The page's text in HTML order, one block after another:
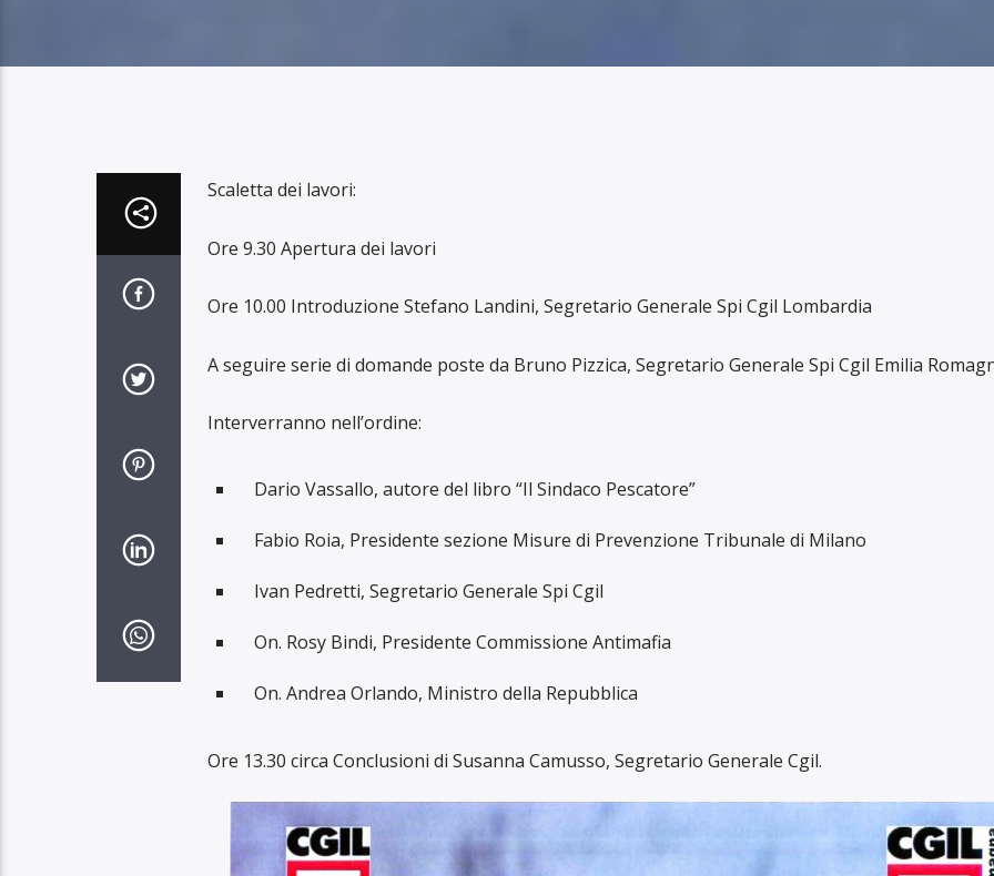
Scaletta dei lavori:
Ore 9.30 Apertura dei lavori
Ore 10.00 Introduzione Stefano Landini, Segretario Generale Spi Cgil Lombardia
A seguire serie di domande poste da Bruno Pizzica, Segretario Generale Spi Cgil Emilia
Interverranno nell’ordine:
Dario Vassallo, autore del libro “Il Sindaco Pescatore”
Fabio Roia, Presidente sezione Misure di Prevenzione Tribunale di Milano
Ivan Pedretti, Segretario Generale Spi Cgil
On. Rosy Bindi, Presidente Commissione Antimafia
On. Andrea Orlando, Ministro della Repubblica
Ore 13.30 circa Conclusioni di Susanna Camusso, Segretario Generale Cgil.